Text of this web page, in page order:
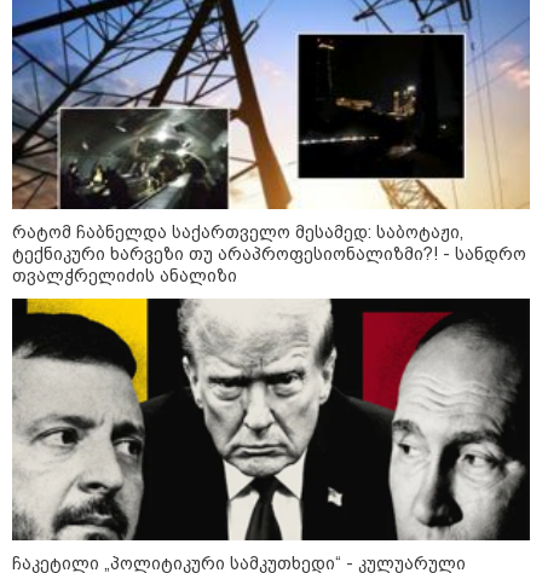
ვის აღარ დასჭირდება შრომითი
საქმიანობის უფლება და რა
შეიცვალა უცხოელების
დასაქმების პროცესში
რა მანძილზე აფიქსირებს კამერა
გზებზე მანქანის სიჩქარეს -
მითები ფოტორადარებზე
პოლიტიკა
რატომ ჩაბნელდა საქართველო მესამედ: საბოტაჟი,
ტექნიკური ხარვეზი თუ არაპროფესიონალიზმი?! - სანდრო
თვალჭრელიძის ანალიზი
ჩაკეტილი „პოლიტიკური სამკუთხედი“ - კულუარული